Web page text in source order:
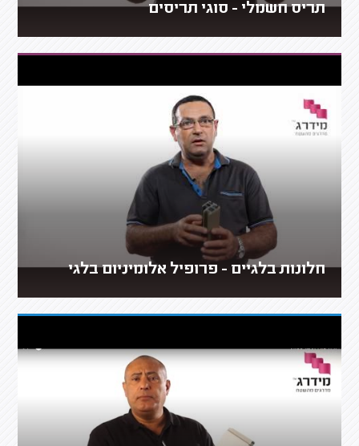
תריס חשמלי - סוגי תריסים
חלונות בלגיים - פרופיל אלומיניום בלגי